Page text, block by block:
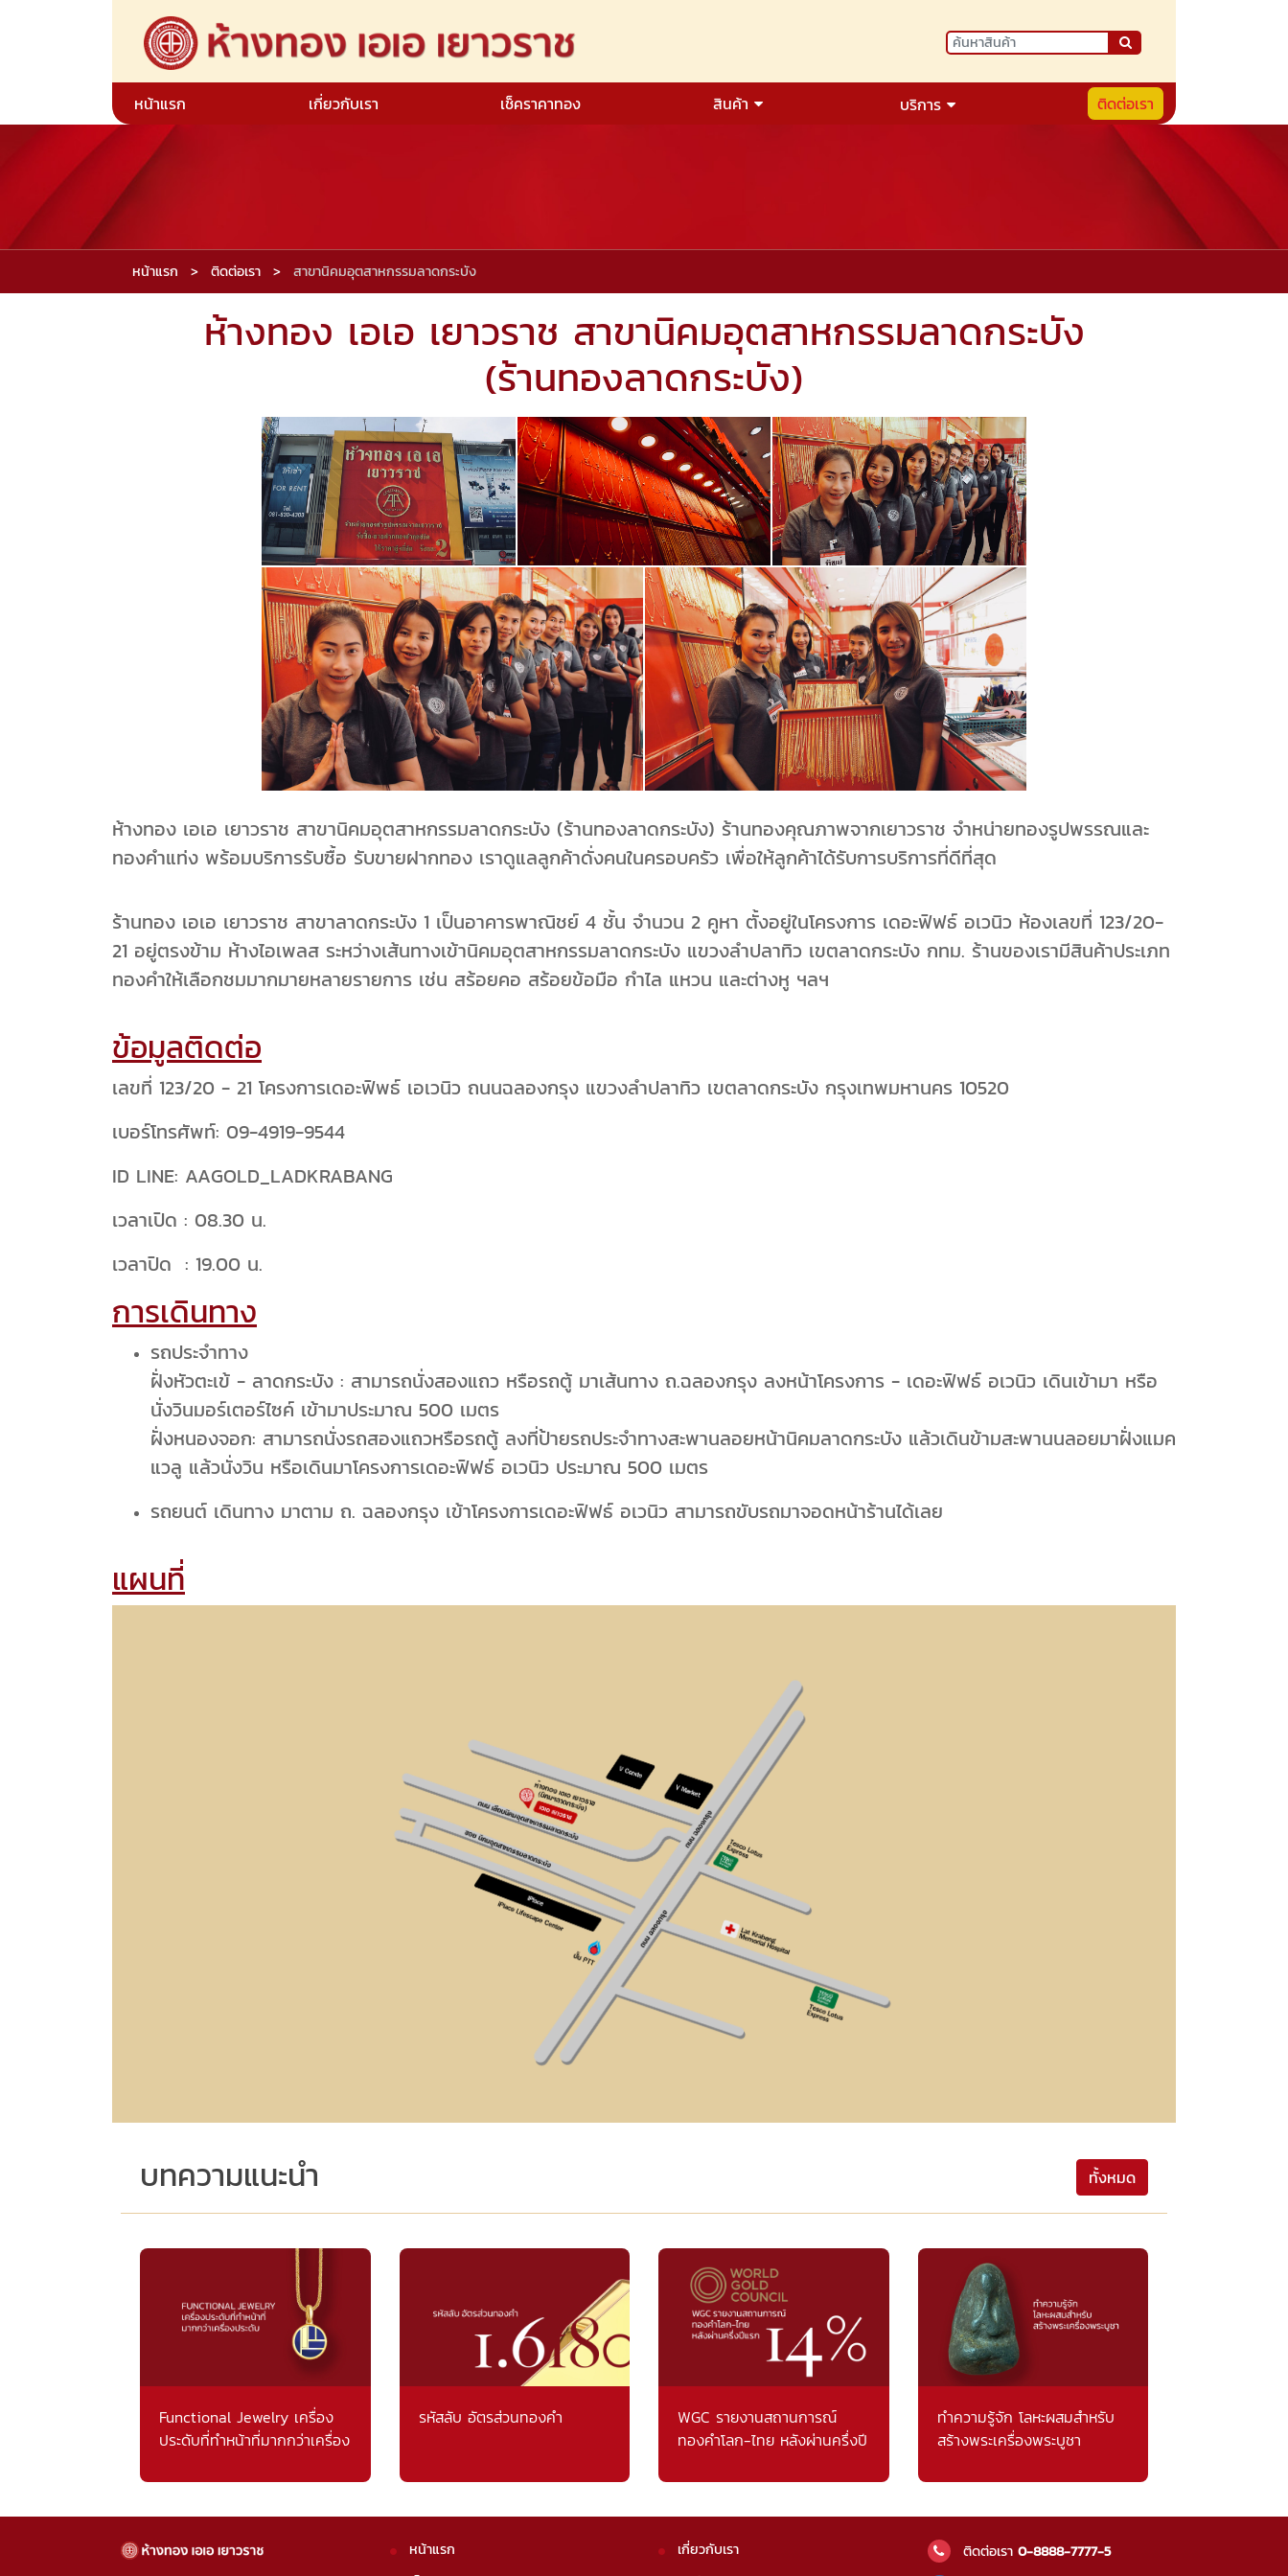
หน้าแรก เกี่ยวกับเรา เช็คราคาทอง สินค้า บริการ ติดต่อเรา
หน้าแรก ติดต่อเรา สาขานิคมอุตสาหกรรมลาดกระบัง
ห้างทอง เอเอ เยาวราช สาขานิคมอุตสาหกรรมลาดกระบัง
(ร้านทองลาดกระบัง)
ห้างทอง เอเอ เยาวราช สาขานิคมอุตสาหกรรมลาดกระบัง (ร้านทองลาดกระบัง) ร้านทองคุณภาพจากเยาวราช จำหน่ายทองรูปพรรณและ
ทองคำแท่ง พร้อมบริการรับซื้อ รับขายฝากทอง เราดูแลลูกค้าดั่งคนในครอบครัว เพื่อให้ลูกค้าได้รับการบริการที่ดีที่สุด
ร้านทอง เอเอ เยาวราช สาขาลาดกระบัง 1 เป็นอาคารพาณิชย์ 4 ชั้น จำนวน 2 คูหา ตั้งอยู่ในโครงการ เดอะฟิฟธ์ อเวนิว ห้องเลขที่ 123/20-
21 อยู่ตรงข้าม ห้างไอเพลส ระหว่างเส้นทางเข้านิคมอุตสาหกรรมลาดกระบัง แขวงลำปลาทิว เขตลาดกระบัง กทม. ร้านของเรามีสินค้าประเภท
ทองคำให้เลือกชมมากมายหลายรายการ เช่น สร้อยคอ สร้อยข้อมือ กำไล แหวน และต่างหู ฯลฯ
ข้อมูลติดต่อ
เลขที่ 123/20 - 21 โครงการเดอะฟิพธ์ เอเวนิว ถนนฉลองกรุง แขวงลำปลาทิว เขตลาดกระบัง กรุงเทพมหานคร 10520
เบอร์โทรศัพท์: 09-4919-9544
ID LINE: AAGOLD_LADKRABANG
เวลาเปิด : 08.30 น.
เวลาปิด : 19.00 น.
การเดินทาง
รถประจำทาง
ฝั่งหัวตะเข้ - ลาดกระบัง : สามารถนั่งสองแถว หรือรถตู้ มาเส้นทาง ถ.ฉลองกรุง ลงหน้าโครงการ - เดอะฟิฟธ์ อเวนิว เดินเข้ามา หรือ
นั่งวินมอร์เตอร์ไซค์ เข้ามาประมาณ 500 เมตร
ฝั่งหนองจอก: สามารถนั่งรถสองแถวหรือรถตู้ ลงที่ป้ายรถประจำทางสะพานลอยหน้านิคมลาดกระบัง แล้วเดินข้ามสะพานนลอยมาฝั่งแมค
แวลู แล้วนั่งวิน หรือเดินมาโครงการเดอะฟิฟธ์ อเวนิว ประมาณ 500 เมตร
รถยนต์ เดินทาง มาตาม ถ. ฉลองกรุง เข้าโครงการเดอะฟิฟธ์ อเวนิว สามารถขับรถมาจอดหน้าร้านได้เลย
แผนที่
ทั้งหมด
บทความแนะนำ
Functional Jewelry เครื่อง
ประดับที่ทำหน้าที่มากกว่าเครื่อง
รหัสลับ อัตรส่วนทองคำ
WGC รายงานสถานการณ์
ทองคำโลก-ไทย หลังผ่านครึ่งปี
ทำความรู้จัก โลหะผสมสำหรับ
สร้างพระเครื่องพระบูชา
หน้าแรก
เกี่ยวกับเรา
ติดต่อเรา 0-8888-7777-5